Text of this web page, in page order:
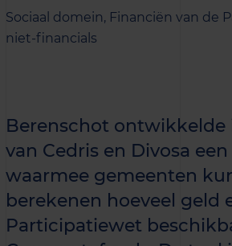
Sociaal domein, Financiën van de
niet-financials
Berenschot
van Cedris en Divosa
waarmee gemeenten
berekenen hoeveel geld
Participatiewet